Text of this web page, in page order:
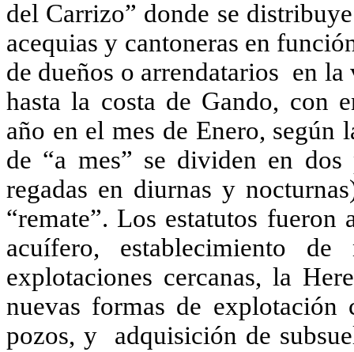
del Carrizo” donde se
acequias y cantoneras en
de dueños o arrendatarios en
hasta la costa de Gando, con
año en el mes de Enero,
de “a mes” se dividen en
regadas en diurnas y
“remate”. Los estatutos fueron
acuífero, establecimiento
explotaciones cercanas, la
nuevas formas de
pozos, y adquisición de